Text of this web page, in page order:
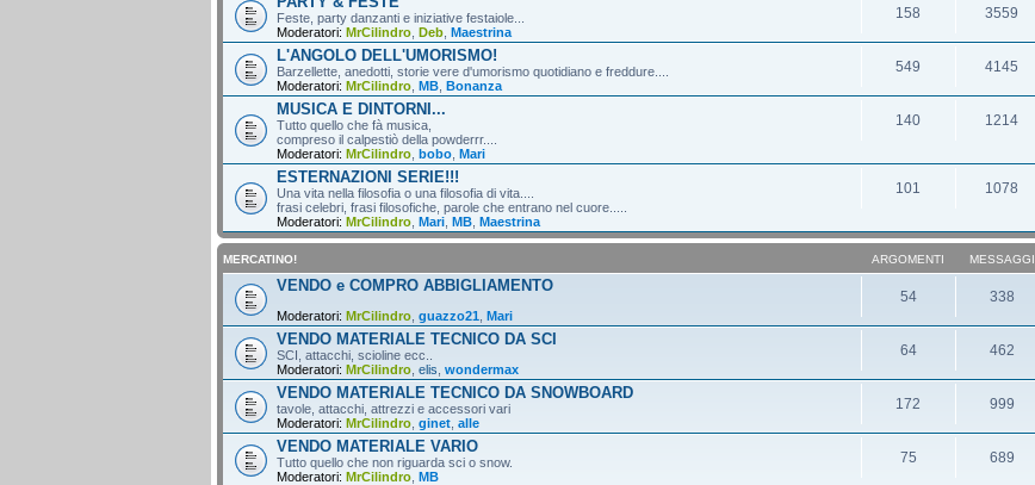
Feste, party danzanti e iniziative festaiole...
Moderatori: MrCilindro Deb Maestrina
158 3559
L'ANGOLO DELL'UMORISMO!
Barzellette, anedotti, storie vere d'umorismo quotidiano e freddure....
Moderatori: MrCilindro MB Bonanza
549 4145
MUSICA E DINTORNI...
Tutto quello che fà musica,
compreso il calpestiò della powderrr....
Moderatori: MrCilindro bobo Mari
140 1214
ESTERNAZIONI SERIE!!!
Una vita nella filosofia o una filosofia di vita....
frasi celebri, frasi filosofiche, parole che entrano nel cuore.....
Moderatori: MrCilindro Mari MB Maestrina
101 1078
MERCATINO! ARGOMENTI MESSAGGI
VENDO e COMPRO ABBIGLIAMENTO
Moderatori: MrCilindro guazzo21 Mari
54 338
VENDO MATERIALE TECNICO DA SCI
SCI, attacchi, scioline ecc..
Moderatori: MrCilindro elis wondermax
64 462
VENDO MATERIALE TECNICO DA SNOWBOARD
tavole, attacchi, attrezzi e accessori vari
Moderatori: MrCilindro ginet alle
172 999
VENDO MATERIALE VARIO
Tutto quello che non riguarda sci o snow.
Moderatori: MrCilindro MB
75 689